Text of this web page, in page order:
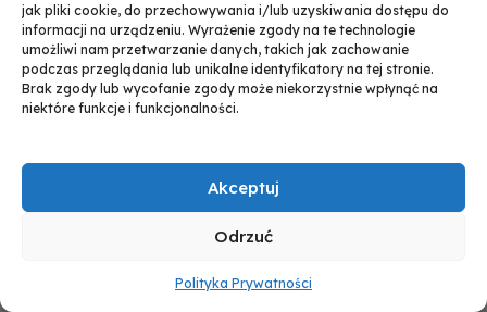
jak pliki cookie, do przechowywania i/lub uzyskiwania dostępu do
informacji na urządzeniu. Wyrażenie zgody na te technologie
umożliwi nam przetwarzanie danych, takich jak zachowanie
podczas przeglądania lub unikalne identyfikatory na tej stronie.
Brak zgody lub wycofanie zgody może niekorzystnie wpłynąć na
niektóre funkcje i funkcjonalności.
Akceptuj
Odrzuć
Polityka Prywatności
Nie, dziękuję, poradzę sobie bez nich